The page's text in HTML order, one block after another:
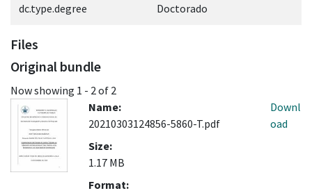
dc.type.degree Doctorado
Files
Original bundle
Now showing 1 - 2 of 2
Name:
20210303124856-5860-T.pdf
Size:
1.17 MB
Format:
Downl
oad